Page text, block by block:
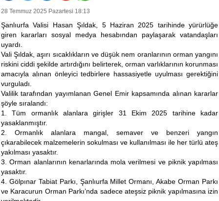
28 Temmuz 2025 Pazartesi 18:13
Şanlıurfa Valisi Hasan Şıldak, 5 Haziran 2025 tarihinde yürürlüğe
giren kararları sosyal medya hesabından paylaşarak vatandaşları
uyardı.
Vali Şıldak, aşırı sıcaklıkların ve düşük nem oranlarının orman yangını
riskini ciddi şekilde artırdığını belirterek, orman varlıklarının korunması
amacıyla alınan önleyici tedbirlere hassasiyetle uyulması gerektiğini
vurguladı.
Valilik tarafından yayımlanan Genel Emir kapsamında alınan kararlar
şöyle sıralandı:
1. Tüm ormanlık alanlara girişler 31 Ekim 2025 tarihine kadar
yasaklanmıştır.
2. Ormanlık alanlara mangal, semaver ve benzeri yangın
çıkarabilecek malzemelerin sokulması ve kullanılması ile her türlü ateş
yakılması yasaktır.
3. Orman alanlarının kenarlarında mola verilmesi ve piknik yapılması
yasaktır.
4. Gölpınar Tabiat Parkı, Şanlıurfa Millet Ormanı, Akabe Orman Parkı
ve Karacurun Orman Parkı’nda sadece ateşsiz piknik yapılmasına izin